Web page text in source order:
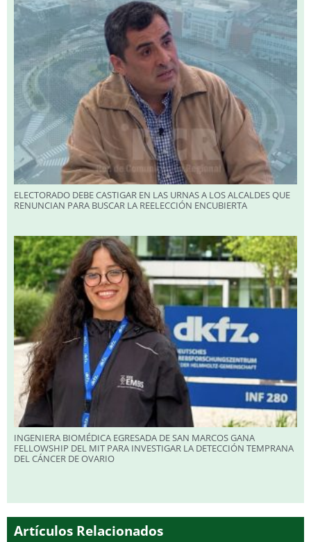
ELECTORADO DEBE CASTIGAR EN LAS URNAS A LOS ALCALDES QUE
RENUNCIAN PARA BUSCAR LA REELECCIÓN ENCUBIERTA
INGENIERA BIOMÉDICA EGRESADA DE SAN MARCOS GANA
FELLOWSHIP DEL MIT PARA INVESTIGAR LA DETECCIÓN TEMPRANA
DEL CÁNCER DE OVARIO
Artículos Relacionados